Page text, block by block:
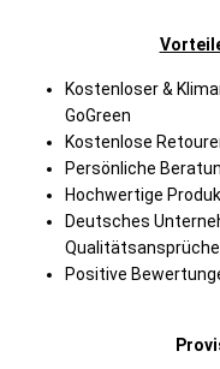
Kostenloser &
GoGreen
Kostenlose
Persönliche
Hochwertige
Deutsches
Positive